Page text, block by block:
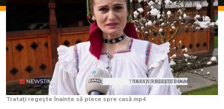
Tratați regește înainte să plece spre casă.mp4